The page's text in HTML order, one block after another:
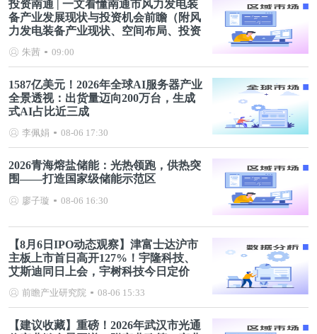
投资南通 | 一文看懂南通市风力发电装
备产业发展现状与投资机会前瞻（附风
力发电装备产业现状、空间布局、投资
朱茜 09:00
1587亿美元！2026年全球AI服务器产业
全景透视：出货量迈向200万台，生成
式AI占比近三成
李佩娟 08-06 17:30
2026青海熔盐储能：光热领跑，供热突
围——打造国家级储能示范区
廖子璇 08-06 16:30
【8月6日IPO动态观察】津富士达沪市
主板上市首日高开127%！宇隆科技、
艾斯迪同日上会，宇树科技今日定价
前瞻产业研究院 08-06 15:33
【建议收藏】重磅！2026年武汉市光通